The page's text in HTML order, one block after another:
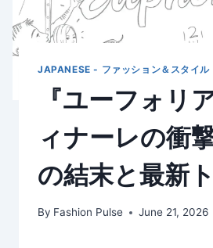
JAPANESE - ファッション＆スタイル
『ユーフォリ
ィナーレの衝
の結末と最新
By Fashion Pulse June 21, 2026